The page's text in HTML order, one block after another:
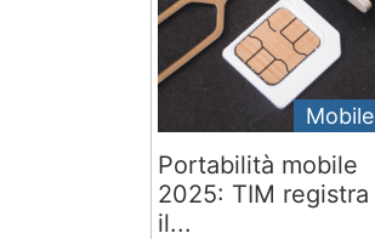
Mobile
Portabilità mobile
2025: TIM registra
il...